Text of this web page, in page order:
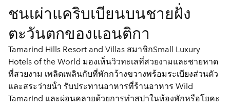
ชนเผ่าแคริบเบียนบนชายฝั่ง
ตะวันตกของแอนติกา
Tamarind Hills Resort and Villas สมาชิกSmall Luxury
Hotels of the World มองเห็นวิวทะเลที่สวยงามและชายหาด
ที่สวยงาม เพลิดเพลินกับที่พักกว้างขวางพร้อมระเบียงส่วนตัว
และสระว่ายน้ํา รับประทานอาหารที่ร้านอาหาร Wild
Tamarind และผ่อนคลายด้วยการทําสปาในห้องพักหรือโยคะ